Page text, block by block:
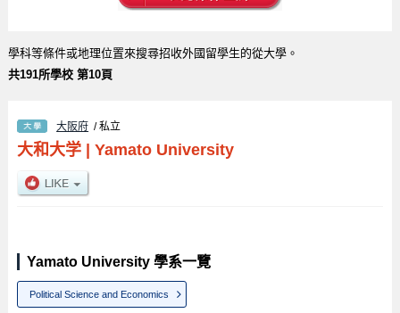
學科等條件或地理位置來搜尋招收外國留學生的從大學。
共191所學校 第10頁
大阪府 / 私立
大和大学| Yamato University
Yamato University 學系一覽
Political Science and Economics